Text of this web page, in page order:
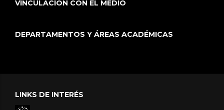
VINCULACIÓN CON EL MEDIO
DEPARTAMENTOS Y ÁREAS ACADÉMICAS
LINKS DE INTERÉS